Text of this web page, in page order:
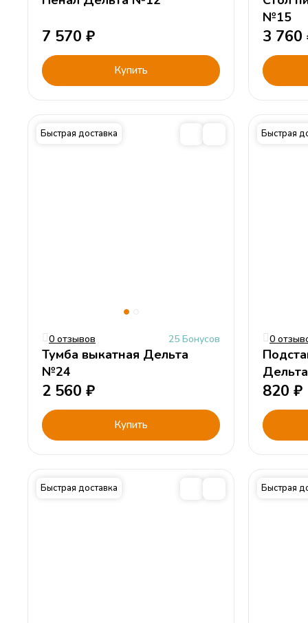
7 570 ₽
Купить
№15
3 760
Быстрая доставка
0 отзывов 25 Бонусов
Тумба выкатная Дельта
№24
2 560 ₽
Купить
Быстрая
0
Дельта
820 ₽
Быстрая доставка Быстрая